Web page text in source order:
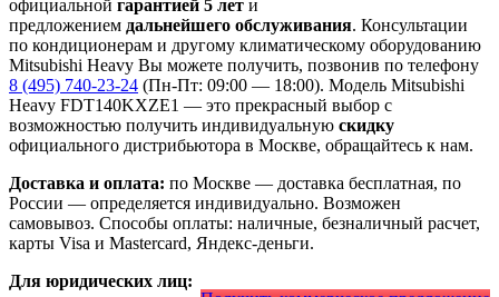
официальной гарантией 5 лет и
предложением дальнейшего обслуживания. Консультации
по кондиционерам и другому климатическому оборудованию
Mitsubishi Heavy Вы можете получить, позвонив по телефону
8 (495) 740-23-24 (Пн-Пт: 09:00 — 18:00). Модель Mitsubishi
Heavy FDT140KXZE1 — это прекрасный выбор с
возможностью получить индивидуальную скидку
официального дистрибьютора в Москве, обращайтесь к нам.
Доставка и оплата: по Москве — доставка бесплатная, по
России — определяется индивидуально. Возможен
самовывоз. Способы оплаты: наличные, безналичный расчет,
карты Visa и Mastercard, Яндекс-деньги.
Для юридических лиц: